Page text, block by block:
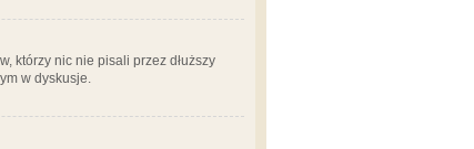
którzy nic nie pisali przez dłuższy
w dyskusje.